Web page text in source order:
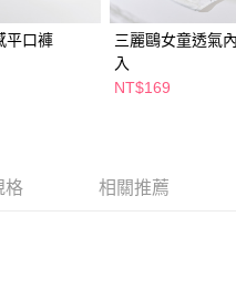
之結帳頁面顯示為準，若有關於
疑問，請聯繫「AFTEE先享後付
support/home
址：
費
費
平口褲
三麗鷗女童透氣
入
NT$169
格 相關推薦